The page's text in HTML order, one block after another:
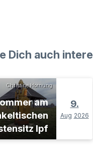
Dich auch
Christine Hornung
am
Ipf
9.
Aug 2026